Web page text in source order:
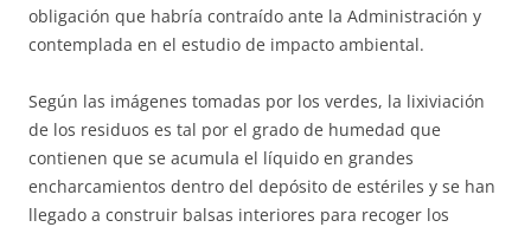
obligación que habría contraído ante la Administración y
contemplada en el estudio de impacto ambiental.
Según las imágenes tomadas por los verdes, la lixiviación
de los residuos es tal por el grado de humedad que
contienen que se acumula el líquido en grandes
encharcamientos dentro del depósito de estériles y se han
llegado a construir balsas interiores para recoger los